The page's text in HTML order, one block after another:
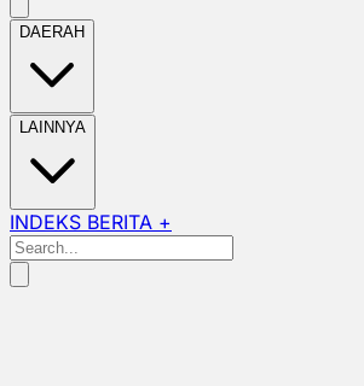
DAERAH
LAINNYA
INDEKS BERITA +